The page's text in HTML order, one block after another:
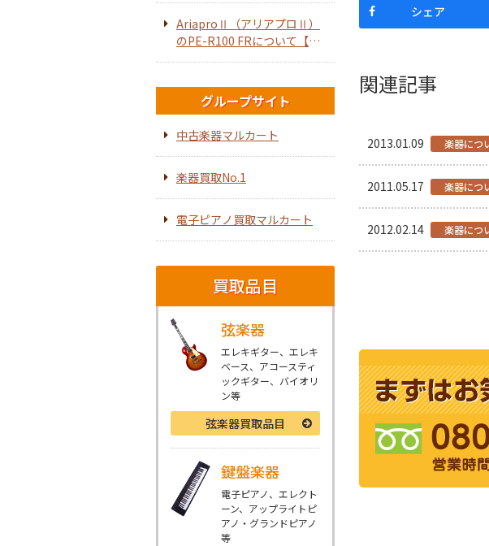
シェア
関連記事
2013.01.09 楽器につ
2011.05.17 楽器につ
2012.02.14 楽器につ
AriaproⅡ（アリアプロⅡ）
のPE-R100 FRについて【エ
レキギター】
グループサイト
中古楽器マルカート
楽器買取No.1
電子ピアノ買取マルカート
買取品目
弦楽器
エレキギター、エレキ
ベース、アコースティ
ックギター、バイオリ
ン等
弦楽器買取品目
鍵盤楽器
電子ピアノ、エレクト
ーン、アップライトピ
アノ・グランドピアノ
等